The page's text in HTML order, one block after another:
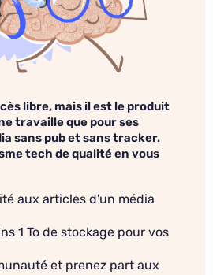
libre, mais il est le produit
travaille que pour ses
sans pub et sans tracker.
tech de qualité en vous
aux articles d'un média
1 To de stockage pour vos
et prenez part aux